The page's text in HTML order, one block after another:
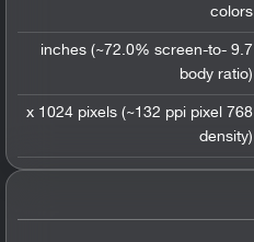
colors
9.7 inches (~72.0% screen-to-
body ratio)
768 x 1024 pixels (~132 ppi pixel
density)